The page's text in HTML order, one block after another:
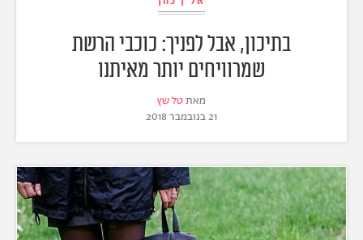
בתיכון, אבל לפניך: כוכבי הרשת
שמרוויחים יותר מאיתנו
מאתטל שץ
21 בנובמבר 2018